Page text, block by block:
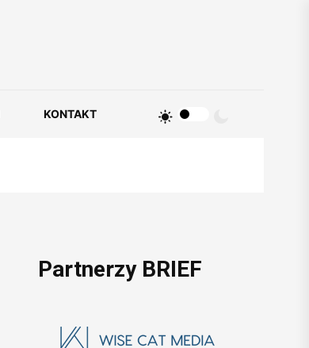
KONTAKT
Partnerzy BRIEF